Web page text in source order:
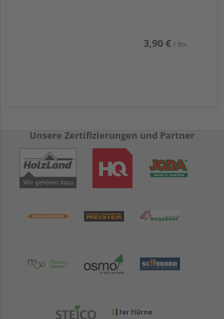
3,90 € / lfm
Unsere Zertifizierungen und Partner